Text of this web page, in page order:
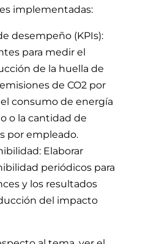
implementadas:
desempeño (KPIs):
para medir el
de la huella de
de CO2 por
consumo de energía
o la cantidad de
por empleado.
Elaborar
periódicos para
y los resultados
del impacto